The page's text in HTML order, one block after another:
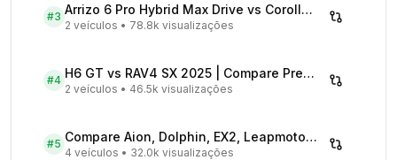
#3 Arrizo 6 Pro Hybrid Max Drive vs Corolla Cross XRX Hybrid - Comparativo Completo
2 veículos • 78.8k visualizações
#4 H6 GT vs RAV4 SX 2025 | Compare Preços
2 veículos • 46.5k visualizações
#5 Compare Aion, Dolphin, EX2, Leapmotor 2026 | Veículos Elétricos
4 veículos • 32.0k visualizações